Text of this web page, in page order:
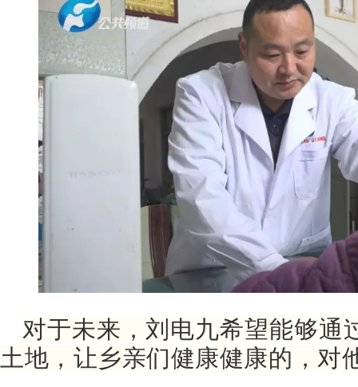
对于未来，刘电九希望能够通
土地，让乡亲们健康健康的，对